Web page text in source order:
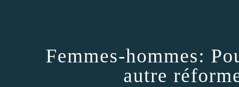
Femmes-hommes:
autre